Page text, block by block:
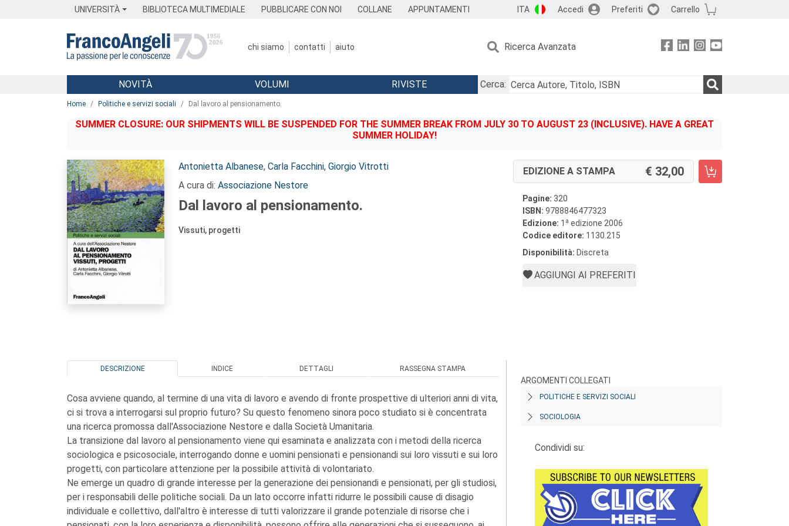
UNIVERSITÀ BIBLIOTECA MULTIMEDIALE PUBBLICARE CON NOI COLLANE APPUNTAMENTI ITA Accedi Preferiti Carrello
chi siamo contatti aiuto Ricerca Avanzata
Menu
NOVITÀ VOLUMI RIVISTE
Cerca:
Home Politiche e servizi sociali Dal lavoro al pensionamento.
SUMMER CLOSURE: OUR SHIPMENTS WILL BE SUSPENDED FOR THE SUMMER BREAK FROM JULY 30 TO AUGUST 23 (INCLUSIVE). HAVE A GREAT
SUMMER HOLIDAY!
Autori:
Antonietta Albanese, Carla Facchini, Giorgio Vitrotti
A cura di: Associazione Nestore
Dal lavoro al pensionamento.
Vissuti, progetti
EDIZIONE A STAMPA 32,00
Pagine: 320
ISBN: 9788846477323
Edizione: 1 a edizione 2006
Codice editore: 1130.215
Disponibilità: Discreta
AGGIUNGI AI PREFERITI
DESCRIZIONE INDICE DETTAGLI RASSEGNA STAMPA
Cosa avviene quando, al termine di una vita di lavoro e avendo di fronte prospettive di ulteriori anni di vita,
ci si trova a interrogarsi sul proprio futuro? Su questo fenomeno sinora poco studiato si è concentrata
una ricerca promossa dall'Associazione Nestore e dalla Società Umanitaria.
La transizione dal lavoro al pensionamento viene qui esaminata e analizzata con i metodi della ricerca
sociologica e psicosociale, interrogando donne e uomini pensionati e pensionandi sui loro vissuti e sui loro
progetti, con particolare attenzione per la possibile attività di volontariato.
Ne emerge un quadro di grande interesse per la generazione dei pensionandi e pensionati, per gli studiosi,
per i responsabili delle politiche sociali. Da un lato occorre infatti ridurre le possibili cause di disagio
individuale e collettivo, dall'altro è interesse di tutti valorizzare il grande potenziale di risorse che i
ARGOMENTI COLLEGATI
POLITICHE E SERVIZI SOCIALI
SOCIOLOGIA
Condividi su: